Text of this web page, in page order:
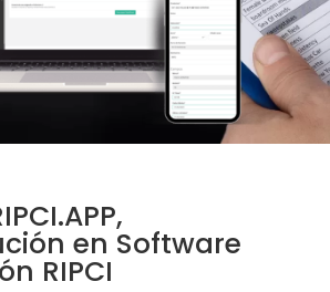
en Software
RIPCI